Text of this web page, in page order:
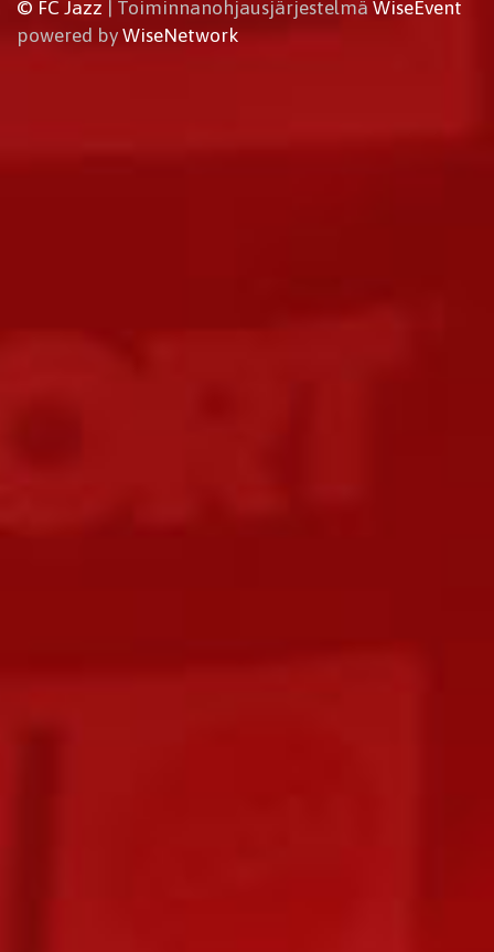
© FC Jazz | Toiminnanohjausjärjestelmä WiseEvent
powered by WiseNetwork